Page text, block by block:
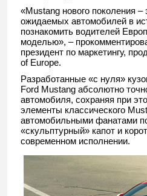
«Mustang нового поколения
ожидаемых автомобилей в
познакомить водителей
моделью», –
президент по маркетингу,
of Europe.
Разработанные «с нуля»
Ford Mustang абсолютно
автомобиля, сохраняя при
элементы классического
автомобильными фанатами
«скульптурный» капот и
современном исполнении.